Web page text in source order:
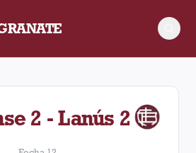
Lanús y Platense disputado el
2 - Lanús 2